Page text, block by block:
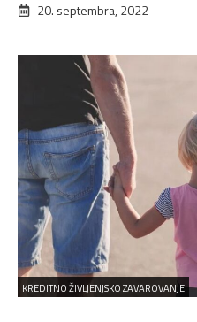
20. septembra, 2022
KREDITNO ŽIVLJENJSKO ZAVAROVANJE